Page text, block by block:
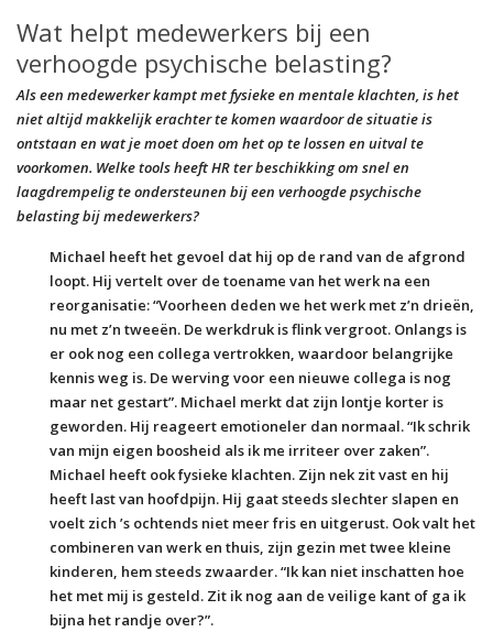
Wat helpt medewerkers bij een
verhoogde psychische belasting?
Als een medewerker kampt met fysieke en mentale klachten, is het
niet altijd makkelijk erachter te komen waardoor de situatie is
ontstaan en wat je moet doen om het op te lossen en uitval te
voorkomen. Welke tools heeft HR ter beschikking om snel en
laagdrempelig te ondersteunen bij een verhoogde psychische
belasting bij medewerkers?
Michael heeft het gevoel dat hij op de rand van de afgrond
loopt. Hij vertelt over de toename van het werk na een
reorganisatie: “Voorheen deden we het werk met z’n drieën,
nu met z’n tweeën. De werkdruk is flink vergroot. Onlangs is
er ook nog een collega vertrokken, waardoor belangrijke
kennis weg is. De werving voor een nieuwe collega is nog
maar net gestart”. Michael merkt dat zijn lontje korter is
geworden. Hij reageert emotioneler dan normaal. “Ik schrik
van mijn eigen boosheid als ik me irriteer over zaken”.
Michael heeft ook fysieke klachten. Zijn nek zit vast en hij
heeft last van hoofdpijn. Hij gaat steeds slechter slapen en
voelt zich ’s ochtends niet meer fris en uitgerust. Ook valt het
combineren van werk en thuis, zijn gezin met twee kleine
kinderen, hem steeds zwaarder. “Ik kan niet inschatten hoe
het met mij is gesteld. Zit ik nog aan de veilige kant of ga ik
bijna het randje over?”.